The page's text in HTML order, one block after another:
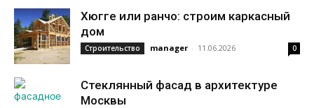
Хюгге или ранчо: строим каркасный
дом
Строительство manager - 11.06.2026 0
Стеклянный фасад в архитектуре
Москвы